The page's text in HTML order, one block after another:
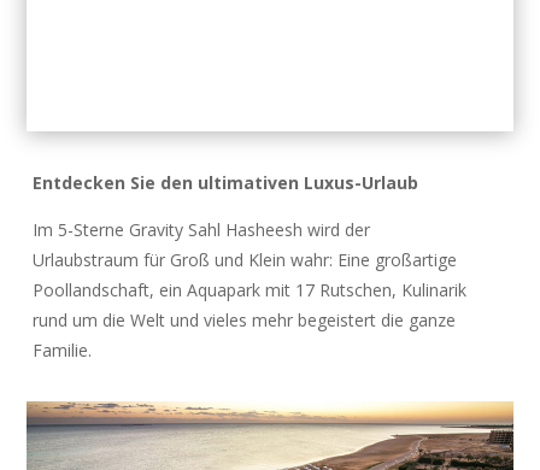
Entdecken Sie den ultimativen Luxus-Urlaub
Im 5-Sterne Gravity Sahl Hasheesh wird der
Urlaubstraum für Groß und Klein wahr: Eine großartige
Poollandschaft, ein Aquapark mit 17 Rutschen, Kulinarik
rund um die Welt und vieles mehr begeistert die ganze
Familie.